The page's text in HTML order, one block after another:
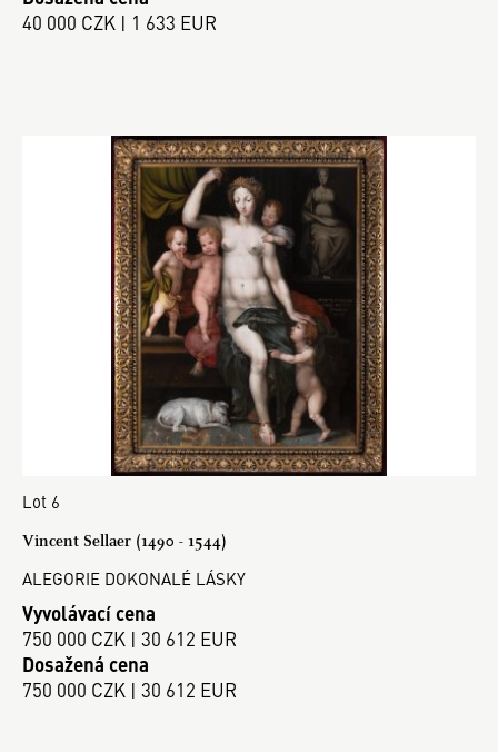
40 000 CZK | 1 633 EUR
Lot 6
Vincent Sellaer (1490 - 1544)
ALEGORIE DOKONALÉ LÁSKY
Vyvolávací cena
750 000 CZK | 30 612 EUR
Dosažená cena
750 000 CZK | 30 612 EUR